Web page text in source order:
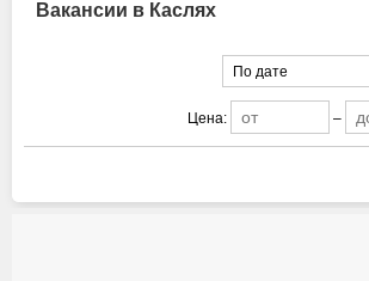
Вакансии в Каслях
По дате
Цена: –